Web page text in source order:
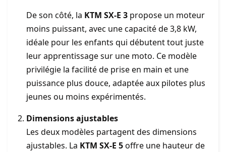
De son côté, la KTM SX-E 3 propose un moteur
moins puissant, avec une capacité de 3,8 kW,
idéale pour les enfants qui débutent tout juste
leur apprentissage sur une moto. Ce modèle
privilégie la facilité de prise en main et une
puissance plus douce, adaptée aux pilotes plus
jeunes ou moins expérimentés.
Dimensions ajustables
Les deux modèles partagent des dimensions
ajustables. La KTM SX-E 5offre une hauteur de